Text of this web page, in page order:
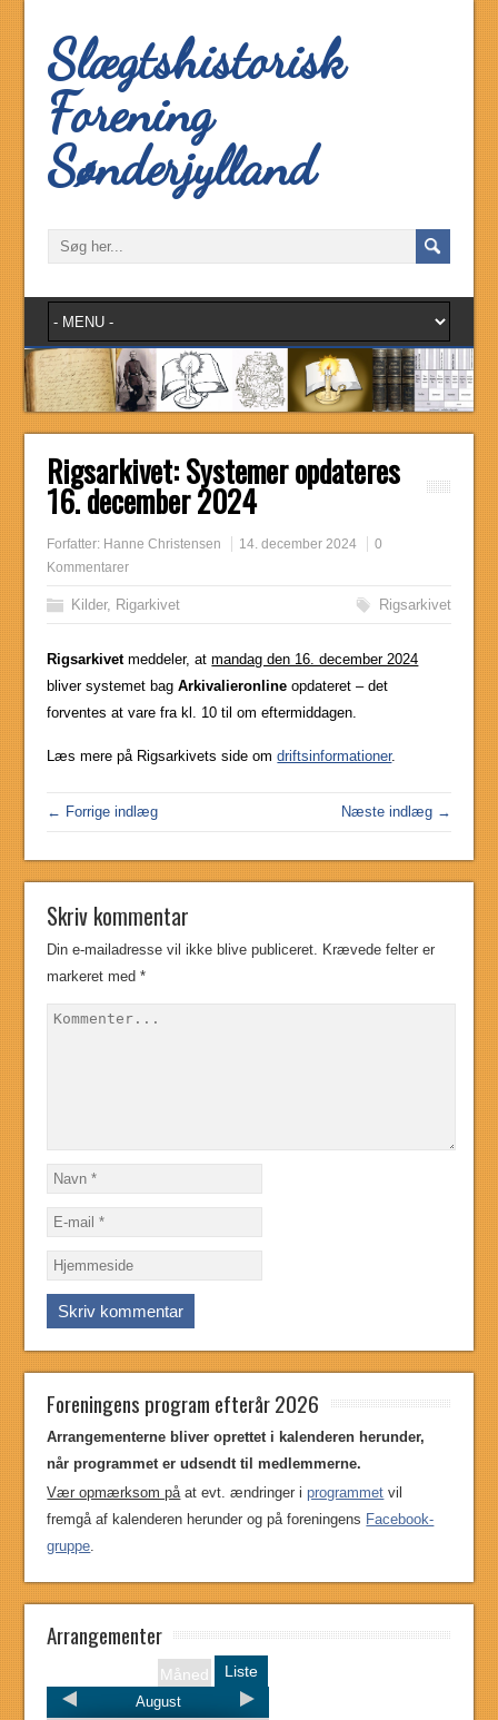
Slægtshistorisk
Forening
Sønderjylland
Rigsarkivet: Systemer opdateres
16. december 2024
Forfatter: Hanne Christensen 14. december 2024
0
Kommentarer
Kilder, Rigarkivet Rigsarkivet
Rigsarkivetmeddeler, atmandag den 16. december 2024
bliver systemet bagArkivalieronline opdateret – det
forventes at vare fra kl. 10 til om eftermiddagen.
Læs mere på Rigsarkivets side omdriftsinformationer.
← Forrige indlæg Næste indlæg →
Skriv kommentar
Din e-mailadresse vil ikke blive publiceret. Krævede felter er
markeret med*
Foreningens program efterår 2026
Arrangementerne bliver oprettet i kalenderen herunder,
når programmet er udsendt til medlemmerne.
Vær opmærksom på at evt. ændringer iprogrammet vil
fremgå af kalenderen herunder og på foreningens Facebook-
gruppe
Arrangementer
Liste
Måned
August